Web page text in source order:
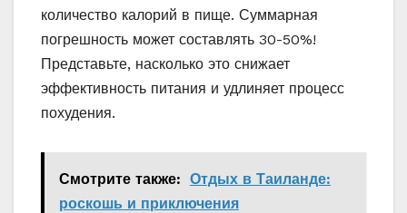
количество калорий в пище. Суммарная
погрешность может составлять 30-50%!
Представьте, насколько это снижает
эффективность питания и удлиняет процесс
похудения.
Смотрите также: Отдых в Таиланде:
роскошь и приключения